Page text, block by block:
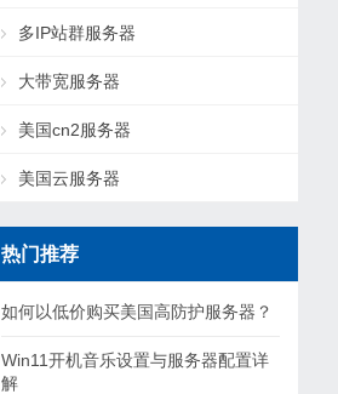
多IP站群服务器
大带宽服务器
美国cn2服务器
美国云服务器
热门推荐
如何以低价购买美国高防护服务器？
Win11开机音乐设置与服务器配置详
解